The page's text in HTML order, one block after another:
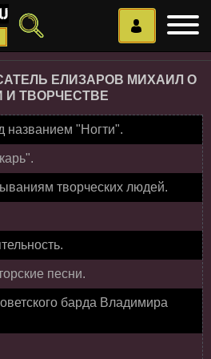
ЕЛИЗАРОВ МИХАИЛ О
И ТВОРЧЕСТВЕ
названием "Ногти".
творческих людей.
песни.
барда Владимира